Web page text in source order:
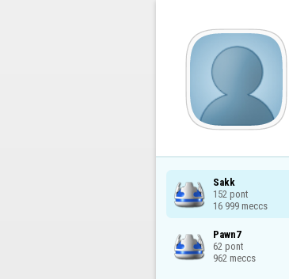
Sakk
152 pont
16 999 meccs
Pawn7
62 pont
962 meccs